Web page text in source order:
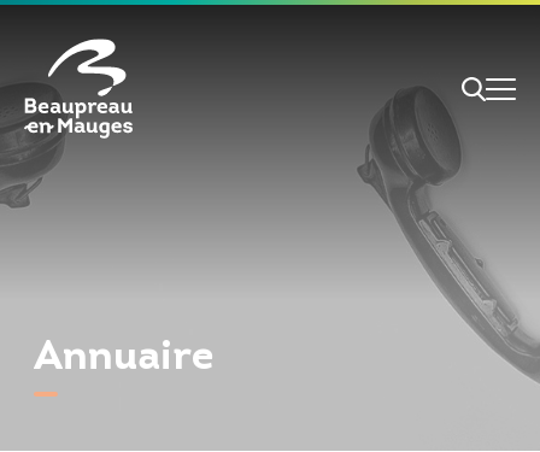
RECHERCHE
Annuaire
Cookies management panel